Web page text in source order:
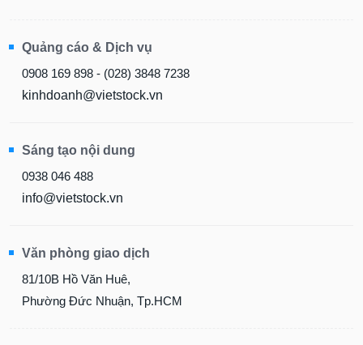
Quảng cáo & Dịch vụ
0908 169 898 - (028) 3848 7238
kinhdoanh@vietstock.vn
Sáng tạo nội dung
0938 046 488
info@vietstock.vn
Văn phòng giao dịch
81/10B Hồ Văn Huê,
Phường Đức Nhuận, Tp.HCM